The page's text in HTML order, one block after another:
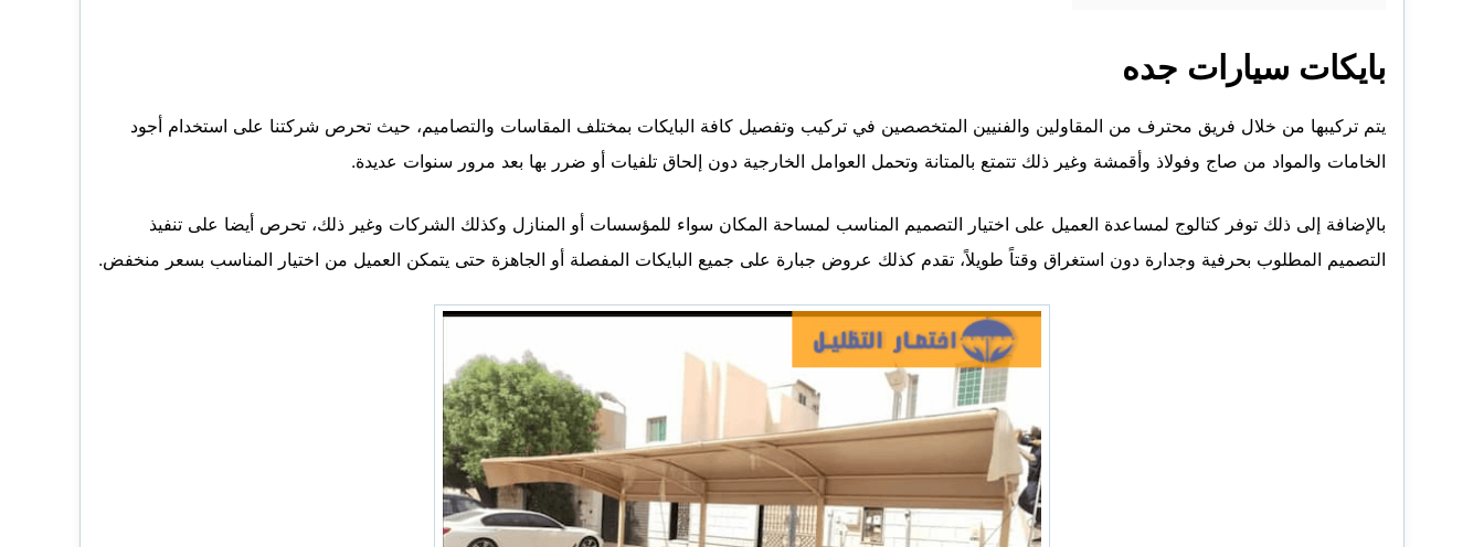
بايكات سيارات جده
يتم تركيبها من خلال فريق محترف من المقاولين والفنيين المتخصصين في تركيب وتفصيل كافة البايكات بمختلف المقاسات والتصاميم، حيث تحرص شركتنا على استخدام أجود
الخامات والمواد من صاج وفولاذ وأقمشة وغير ذلك تتمتع بالمتانة وتحمل العوامل الخارجية دون إلحاق تلفيات أو ضرر بها بعد مرور سنوات عديدة.
بالإضافة إلى ذلك توفر كتالوج لمساعدة العميل على اختيار التصميم المناسب لمساحة المكان سواء للمؤسسات أو المنازل وكذلك الشركات وغير ذلك، تحرص أيضا على تنفيذ
التصميم المطلوب بحرفية وجدارة دون استغراق وقتاً طويلاً، تقدم كذلك عروض جبارة على جميع البايكات المفصلة أو الجاهزة حتى يتمكن العميل من اختيار المناسب بسعر منخفض.